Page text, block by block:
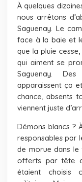
À quelques
nous arrêtons
Saguenay. Le
face à la baie et
que la pluie
qui aiment se
Saguenay.
apparaissent ça
chance, absents
viennent juste
Démons blancs ?
responsables par
de morue dans le
offerts par tête
étaient choisis